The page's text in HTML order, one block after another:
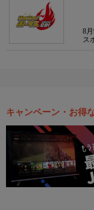
8
ス
キャンペーン・お得